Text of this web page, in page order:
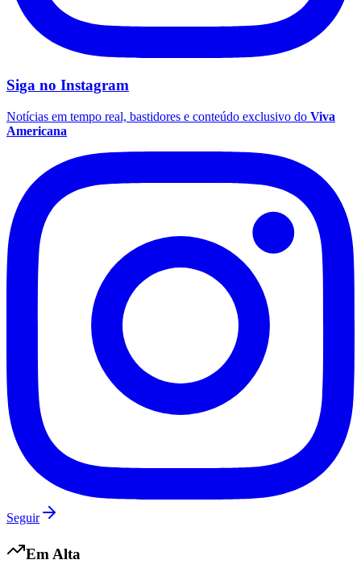
Fluminense
Siga no Instagram
Notícias em tempo real, bastidores e conteúdo exclusivo do Viva
Americana
Seguir
Em Alta